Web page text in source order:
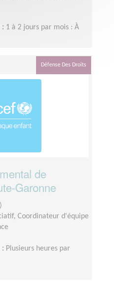
: 1 à 2 jours par mois : À
Défense Des Droits
de
Garonne
Coordinateur d'équipe
: Plusieurs heures par